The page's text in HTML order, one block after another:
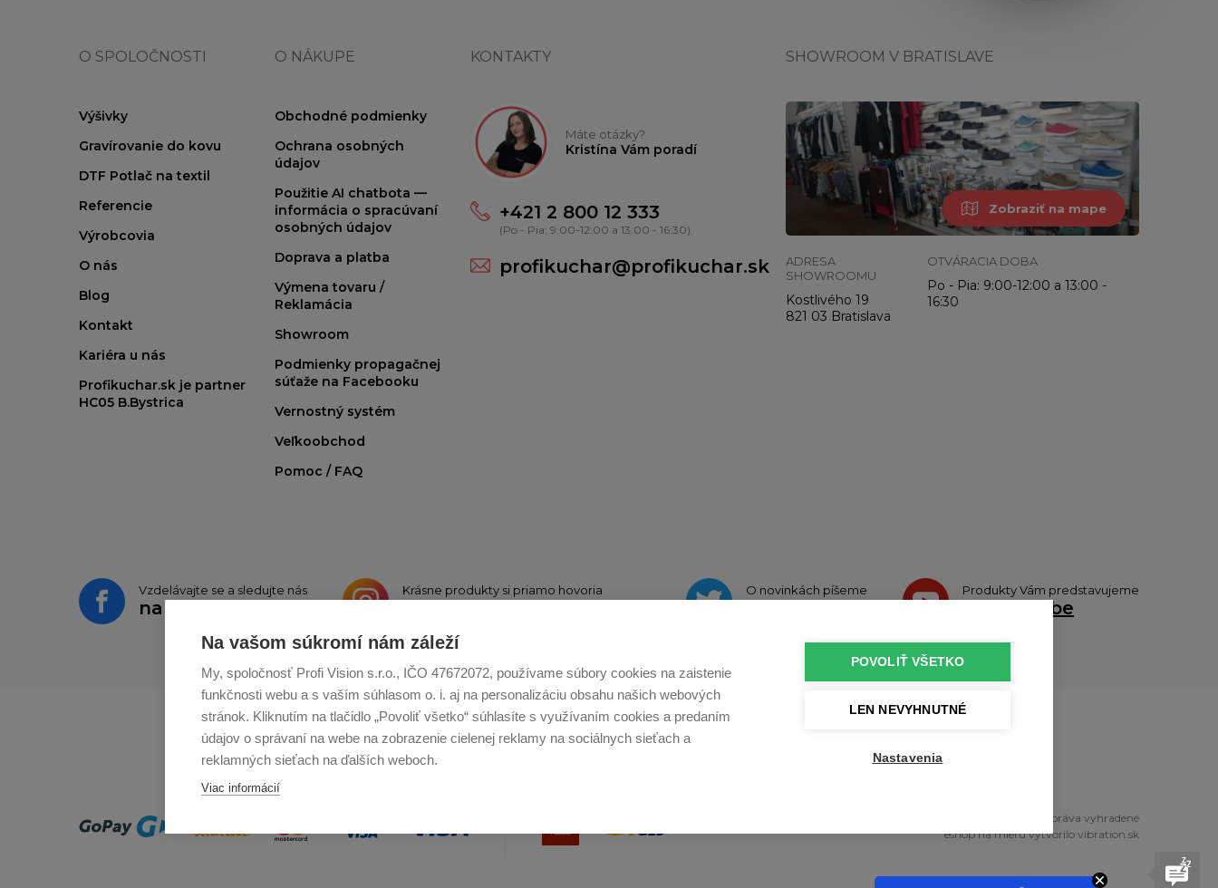
Na vašom súkromí nám záleží
My, spoločnosť Profi Vision s.r.o., IČO 47672072, používame súbory cookies na zaistenie
funkčnosti webu a s vaším súhlasom o. i. aj na personalizáciu obsahu našich webových
stránok. Kliknutím na tlačidlo „Povoliť všetko“ súhlasíte s využívaním cookies a predaním
údajov o správaní na webe na zobrazenie cielenej reklamy na sociálnych sieťach a
reklamných sieťach na ďalších weboch.
Viac informácií
POVOLIŤ VŠETKO
LEN NEVYHNUTNÉ
Nastavenia
O SPOLOČNOSTI
Výšivky
Gravírovanie do kovu
DTF Potlač na textil
Referencie
Výrobcovia
O nás
Blog
Kontakt
Kariéra u nás
Profikuchar.sk je partner
HC05 B.Bystrica
O NÁKUPE
Obchodné podmienky
Ochrana osobných
údajov
Použitie AI chatbota —
informácia o spracúvaní
osobných údajov
Doprava a platba
Výmena tovaru /
Reklamácia
Showroom
Podmienky propagačnej
súťaže na Facebooku
Vernostný systém
Veľkoobchod
Pomoc / FAQ
KONTAKTY
Máte otázky?
Kristína Vám poradí
+421 2 800 12 333
(Po - Pia: 9:00-12:00 a 13:00 - 16:30)
profikuchar@profikuchar.sk
SHOWROOM V BRATISLAVE
Zobraziť na mape
ADRESA
SHOWROOMU
Kostlivého 19
821 03 Bratislava
OTVÁRACIA DOBA
Po - Pia: 9:00-12:00 a 13:00 -
16:30
Vzdelávajte se a sledujte nás
na
Krásne produkty si priamo hovoria O novinkách píšeme Produkty Vám predstavujeme
Youtube
Profikuchař.cz Profikoch.at Profiszakacs.hu
Copyright © 2010 - 2026 profikuchar.sk Všetky práva vyhradené
eshop na mieruvytvorilo vibration.sk